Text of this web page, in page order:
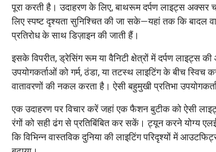
पूरा करती है। उदाहरण के लिए, बाथरूम दर्पण लाइट्स
लिए स्पष्ट दृश्यता सुनिश्चित की जा सके—यहां तक कि बादल
प्रतिरोध के साथ डिज़ाइन की जाती हैं।
इसके विपरीत, ड्रेसिंग रूम या वैनिटी क्षेत्रों में दर्पण लाइट्स
उपयोगकर्ताओं को गर्म, ठंडा, या तटस्थ लाइटिंग के बीच स्विच
वातावरणों की नकल करता है। ऐसी बहुमुखी प्रतिभा
एक उदाहरण पर विचार करें जहां एक फैशन बुटीक को ऐसी
रंगों को सही ढंग से प्रतिबिंबित कर सकें। ट्यून करने योग्य
कि विभिन्न वास्तविक दुनिया की लाइटिंग परिदृश्यों में